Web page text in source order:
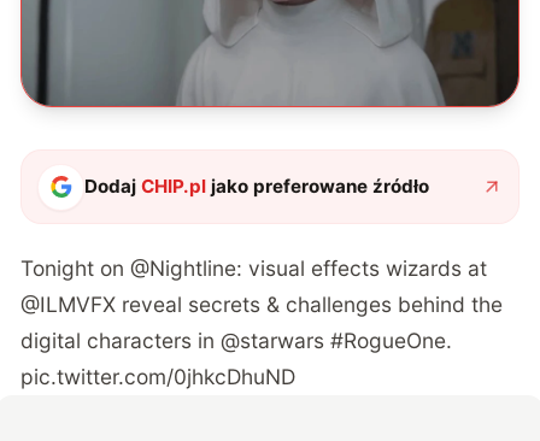
DodajCHIP.pl jako preferowane źródło
Tonight on@Nightline: visual effects wizards at
@ILMVFX reveal secrets & challenges behind the
digital characters in@starwars #RogueOne.
pic.twitter.com/0jhkcDhuND